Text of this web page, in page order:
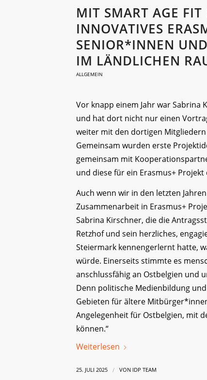
MIT SMART AGE
INNOVATIVES
SENIOR*INNEN
IM LÄNDLICHEN
ALLGEMEIN
Vor knapp einem Jahr war Sabrina
und hat dort nicht nur einen
weiter mit den dortigen
Gemeinsam wurden erste
gemeinsam mit
und diese für ein Erasmus+ Projekt
Auch wenn wir in den letzten
Zusammenarbeit in Erasmus+
Sabrina Kirschner, die die
Retzhof und sein herzliches,
Steiermark kennengerlernt hatte,
würde. Einerseits stimmte es
anschlussfähig an Ostbelgien und
Denn politische Medienbildung
Gebieten für ältere
Angelegenheit für Ostbelgien, mit
können.“
Weiterlesen
25. JULI 2025 / VON IDP TEAM